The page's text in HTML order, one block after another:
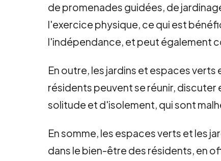
de promenades guidées, de
l'exercice physique, ce qui est
l'indépendance, et peut également
En outre, les jardins et espaces
résidents peuvent se réunir,
solitude et d'isolement, qui sont
En somme, les espaces verts et les
dans le bien-être des résidents, en